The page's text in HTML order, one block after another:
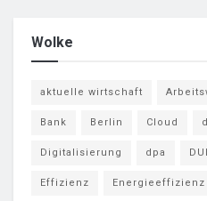
Wolke
aktuelle wirtschaft
Bank Berlin Cloud
Digitalisierung dpa
Effizienz Energieeffizienz